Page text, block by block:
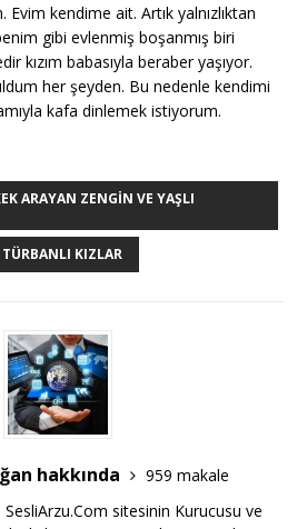
kendime ait. Artık yalnızlıktan
gibi evlenmiş boşanmış biri
kızım babasıyla beraber yaşıyor.
her şeyden. Bu nedenle kendimi
kafa dinlemek istiyorum.
ARAYAN ZENGIN VE YAŞLI
TÜRBANLI KIZLAR
hakkında
959 makale
sitesinin Kurucusu ve